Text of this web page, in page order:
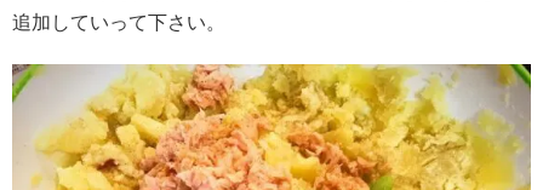
追加していって下さい。